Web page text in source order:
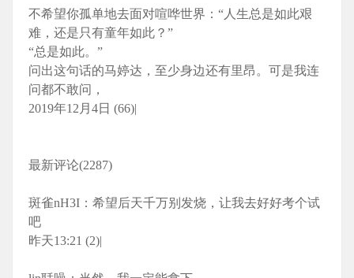
不希望你孤单地去面对喧哗世界：“人生总是如此艰
难，还是只有童年如此？”
“总是如此。”
问出这句话的马婷达，至少身边还有里昂。可是我连
问都不敢问，
2019年12月4日 (66)|
最新评论(2287)
斑雀nH3I：希望后天千万别发烧，让我去好好考个试
吧
昨天13:21 (2)|